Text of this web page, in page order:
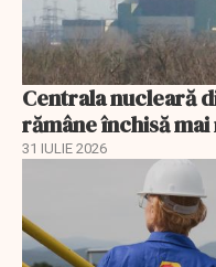
Centrala nucleară
rămâne închisă
31 IULIE 2026